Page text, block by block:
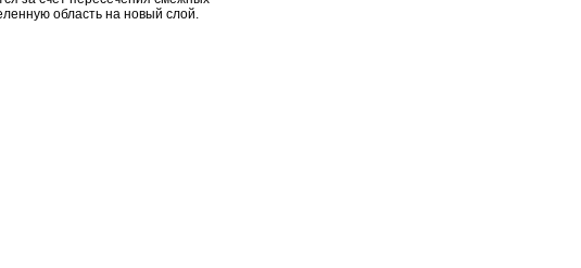
область на новый слой.